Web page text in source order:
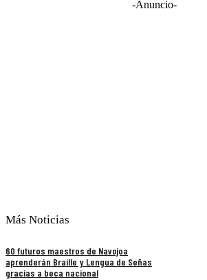
-Anuncio-
Más Noticias
60 futuros maestros de Navojoa
aprenderán Braille y Lengua de Señas
gracias a beca nacional